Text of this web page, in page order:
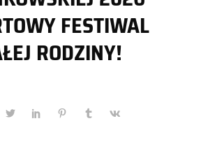
FESTIWAL
RODZINY!